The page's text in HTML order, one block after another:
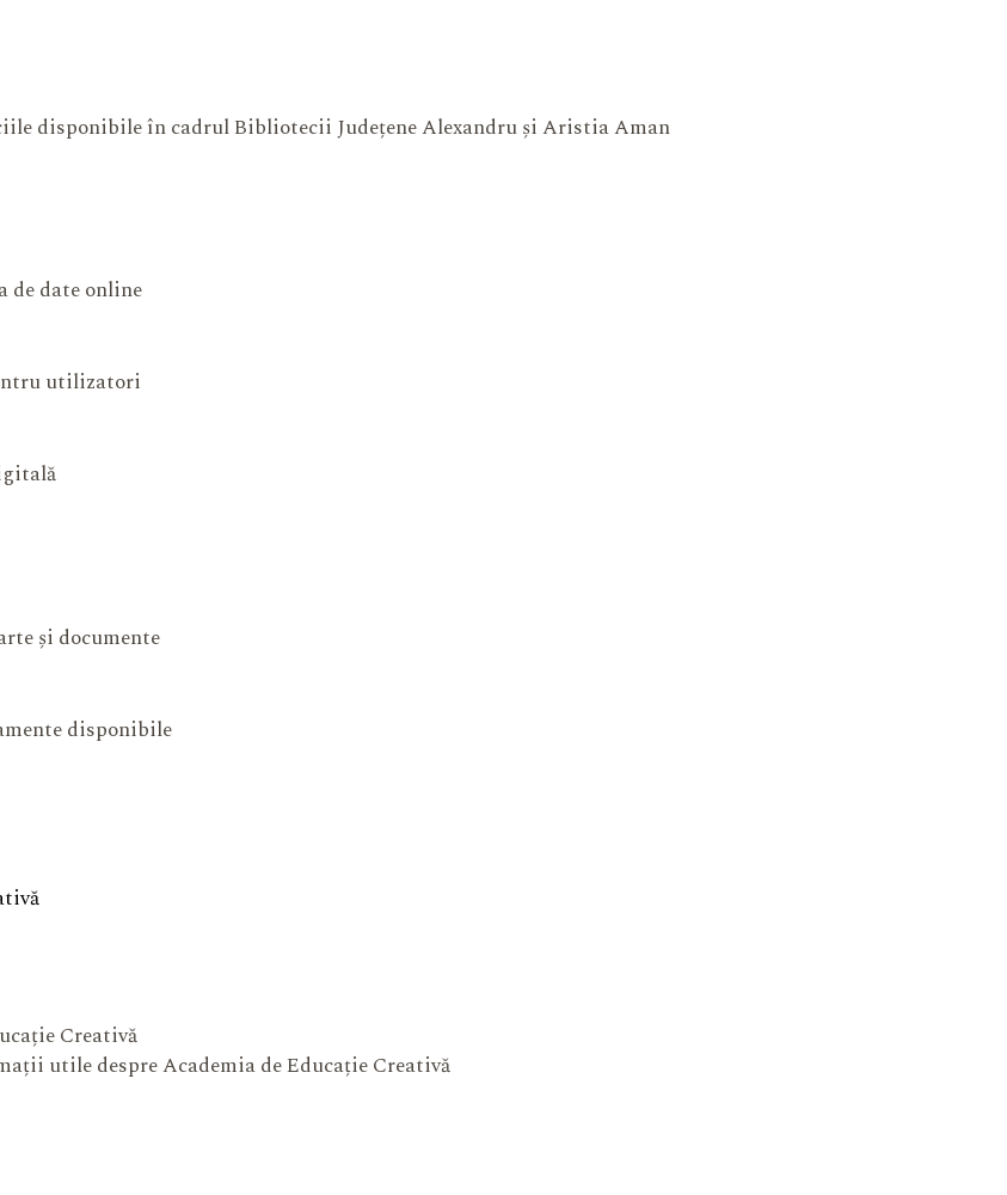
disponibile în cadrul Bibliotecii Județene Alexandru și Aristia Aman
de date online
utilizatori
și documente
disponibile
Creativă
utile despre Academia de Educație Creativă